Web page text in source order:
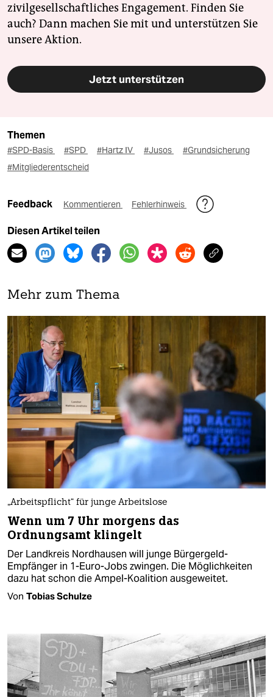
zivilgesellschaftliches Engagement. Finden Sie
auch? Dann machen Sie mit und unterstützen Sie
unsere Aktion.
Jetzt unterstützen
Themen
#SPD-Basis #SPD #Hartz IV #Jusos
#Grundsicherung
#Mitgliederentscheid
Feedback Kommentieren Fehlerhinweis
Diesen Artikel teilen
Mehr zum Thema
„Arbeitspflicht“ für junge Arbeitslose
Wenn um 7 Uhr morgens das
Ordnungsamt klingelt
Der Landkreis Nordhausen will junge Bürgergeld-
Empfänger in 1-Euro-Jobs zwingen. Die Möglichkeiten
dazu hat schon die Ampel-Koalition ausgeweitet.
Von Tobias Schulze